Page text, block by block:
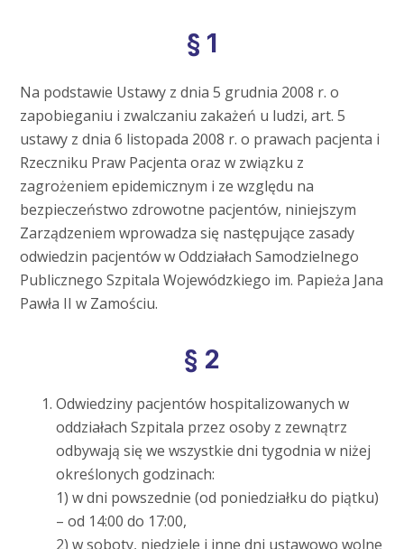
§ 1
Na podstawie Ustawy z dnia 5 grudnia 2008 r. o
zapobieganiu i zwalczaniu zakażeń u ludzi, art. 5
ustawy z dnia 6 listopada 2008 r. o prawach pacjenta i
Rzeczniku Praw Pacjenta oraz w związku z
zagrożeniem epidemicznym i ze względu na
bezpieczeństwo zdrowotne pacjentów, niniejszym
Zarządzeniem wprowadza się następujące zasady
odwiedzin pacjentów w Oddziałach Samodzielnego
Publicznego Szpitala Wojewódzkiego im. Papieża Jana
Pawła II w Zamościu.
§ 2
Odwiedziny pacjentów hospitalizowanych w
oddziałach Szpitala przez osoby z zewnątrz
odbywają się we wszystkie dni tygodnia w niżej
określonych godzinach:
1) w dni powszednie (od poniedziałku do piątku)
– od 14:00 do 17:00,
2) w soboty, niedziele i inne dni ustawowo wolne